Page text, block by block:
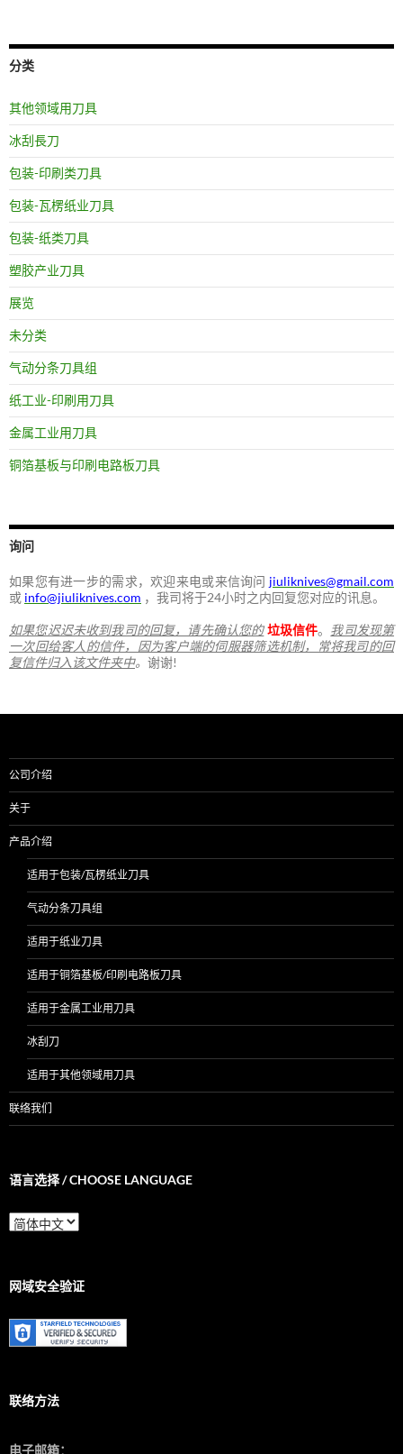
分类
其他领域用刀具
冰刮長刀
包装-印刷类刀具
包装-瓦楞纸业刀具
包装-纸类刀具
塑胶产业刀具
展览
未分类
气动分条刀具组
纸工业-印刷用刀具
金属工业用刀具
铜箔基板与印刷电路板刀具
询问
如果您有进一步的需求，欢迎来电或来信询问 jiuliknives@gmail.com
或 info@jiuliknives.com ，我司将于24小时之内回复您对应的讯息。
如果您迟迟未收到我司的回复，请先确认您的垃圾信件。 我司发现第
一次回给客人的信件，因为客户端的伺服器筛选机制，常将我司的回
复信件归入该文件夹中。 谢谢!
公司介绍
关于
产品介绍
适用于包装/瓦楞纸业刀具
气动分条刀具组
适用于纸业刀具
适用于铜箔基板/印刷电路板刀具
适用于金属工业用刀具
冰刮刀
适用于其他领域用刀具
联络我们
语言选择 / CHOOSE LANGUAGE
语
言
/
Language
网域安全验证
联络方法
电子邮箱：